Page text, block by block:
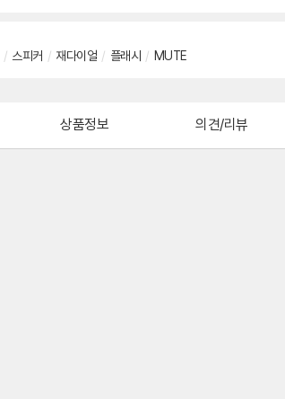
/ 스피커 / 재다이얼 / 플래시 / MUTE
상품정보 의견/리뷰